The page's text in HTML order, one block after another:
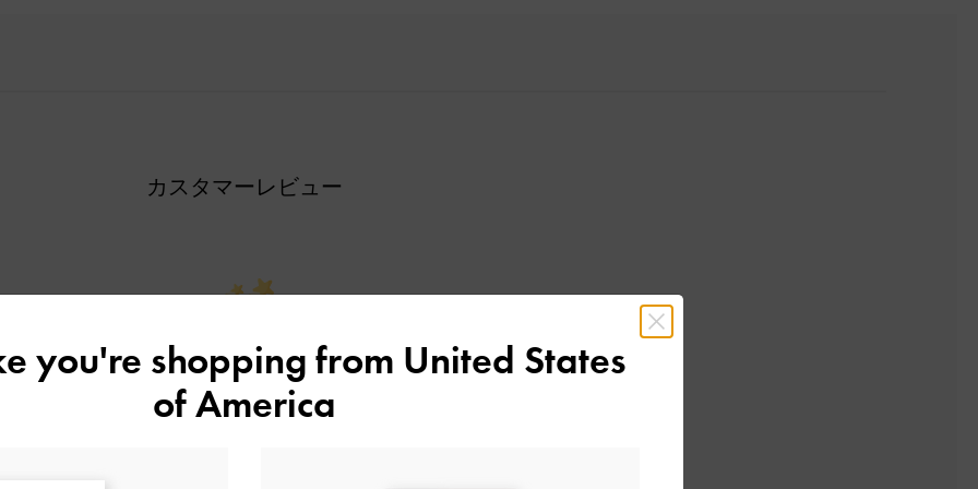
カスタマーレビュー
ご感想をお聞かせください
Let us know what you think
you're shopping from United States
of America